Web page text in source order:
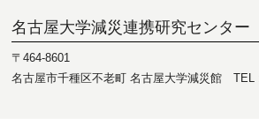
名古屋大学減災連携研究センター
〒464-8601
名古屋市千種区不老町 名古屋大学減災館